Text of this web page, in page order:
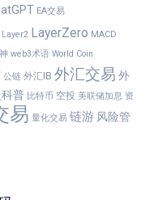
EA交易
Layer2 LayerZero MACD
web3术语 World Coin
公链 外汇IB 外汇交易 外
普 比特币 空投 美联储加息 资
易 量化交易 链游 风险管